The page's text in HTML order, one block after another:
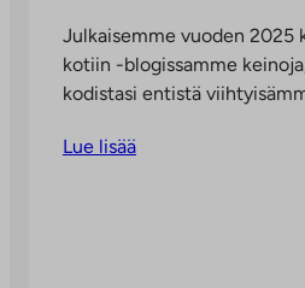
Julkaisemme vuoden 2025
kotiin -blogissamme
kodistasi entistä
Lue lisää